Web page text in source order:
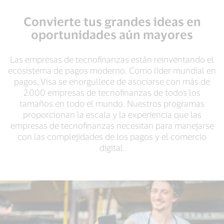
Convierte tus grandes ideas en
oportunidades aún mayores
Las empresas de tecnofinanzas están reinventando el
ecosistema de pagos moderno. Como líder mundial en
pagos, Visa se enorgullece de asociarse con más de
2.000 empresas de tecnofinanzas de todos los
tamaños en todo el mundo. Nuestros programas
proporcionan la escala y la experiencia que las
empresas de tecnofinanzas necesitan para manejarse
con las complejidades de los pagos y el comercio
digital.